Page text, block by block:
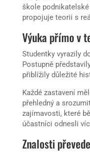
škole
propojuje teorii s
Výuka přímo v
Studentky vyrazily
Postupně
přiblížily důležité
Každé zastavení
přehledný a
zajímavosti, které
účastníci odnesli
Znalosti